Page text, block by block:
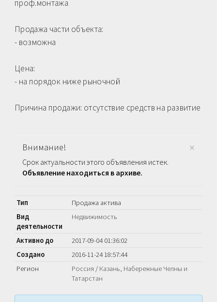
проф.монтажа
Продажа части объекта:
​- возможна
​Цена:
- на порядок ниже рыночной
Причина продажи: отсутствие средств на развитие
×
Внимание!
Срок актуальности этого объявления истек.
Объявление находиться в архиве.
Тип
Продажа актива
Вид
деятельности
Недвижимость
Активно до
2017-09-04 01:36:02
Создано
2016-11-24 18:57:44
Регион
Россия / Казань, Набережные Челны и
Татарстан